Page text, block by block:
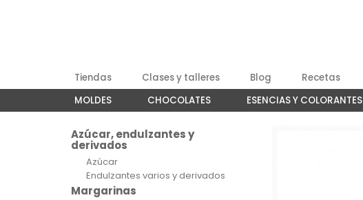
Tiendas Clases y talleres Blog
Recetas
MOLDES
CHOCOLATES ESENCIAS Y COLORANTES
Azúcar, endulzantes y
derivados
Azúcar
Endulzantes varios y derivados
Margarinas